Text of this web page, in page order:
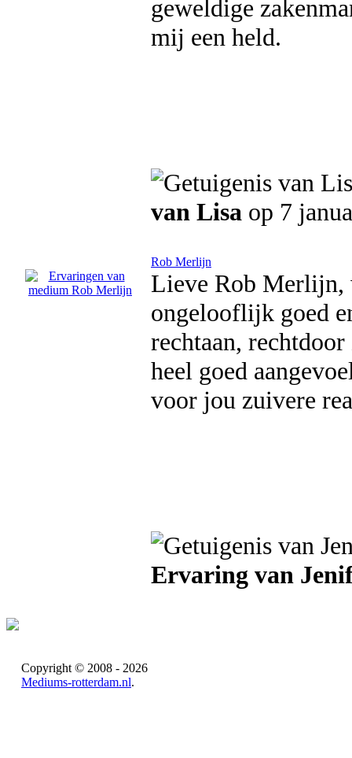
geweldige
mij een held.
van Lisa op 7
Rob Merlijn
Lieve Rob Merlijn,
ongelooflijk goed
rechtaan,
heel goed
voor jou zuivere
Ervaring van
Copyright © 2008 - 2026
Mediums-rotterdam.nl.